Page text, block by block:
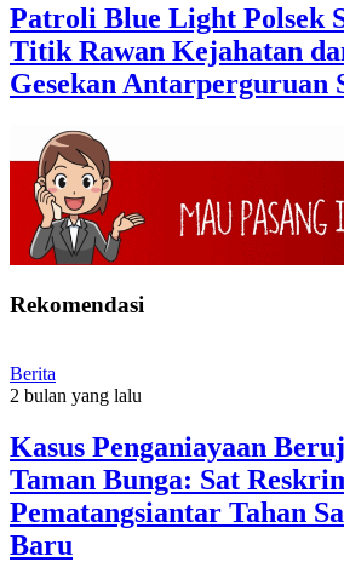
Patroli Blue Light Polsek
Titik Rawan Kejahatan
Gesekan Antarperguruan
Rekomendasi
Berita
2 bulan yang lalu
Kasus Penganiayaan
Taman Bunga: Sat
Pematangsiantar Tahan
Baru